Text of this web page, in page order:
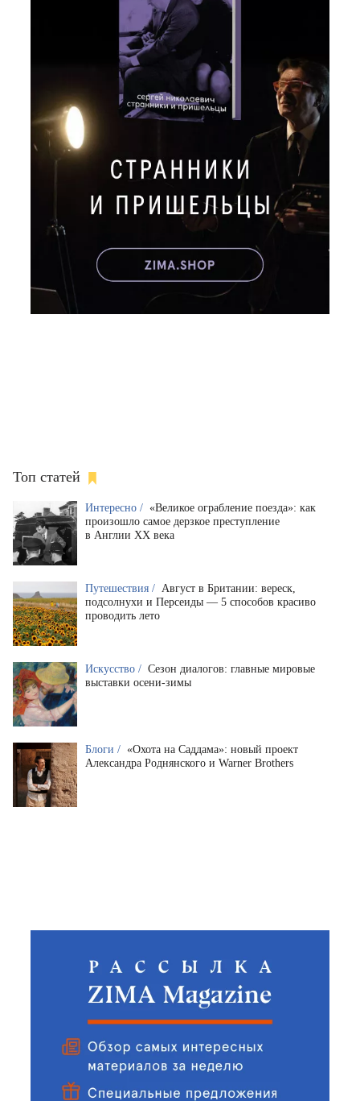
Топ статей
Интересно / «Великое ограбление поезда»: как
произошло самое дерзкое преступление
в Англии XX века
Путешествия / Август в Британии: вереск,
подсолнухи и Персеиды — 5 способов красиво
проводить лето
Искусство / Сезон диалогов: главные мировые
выставки осени-зимы
Блоги / «Охота на Саддама»: новый проект
Александра Роднянского и Warner Brothers